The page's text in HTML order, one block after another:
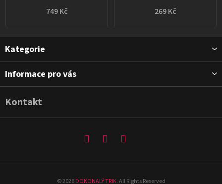
749 Kč 269 Kč
Z
p
Kategorie
Informace pro vás
Kontakt
©2026 DOKONALÝ TRIK. All Rights Reserved